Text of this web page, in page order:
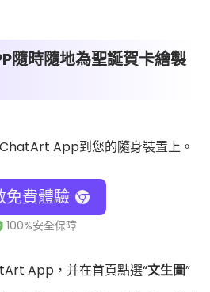
時隨地為聖誕賀卡繪製
App到您的隨身裝置上。
免費體驗
App，并在首頁點選“文生圖”